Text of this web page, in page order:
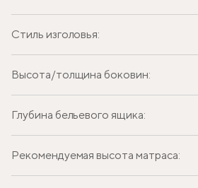
Стиль изголовья:
Высота/толщина боковин:
Глубина бельевого ящика:
Рекомендуемая высота матраса: